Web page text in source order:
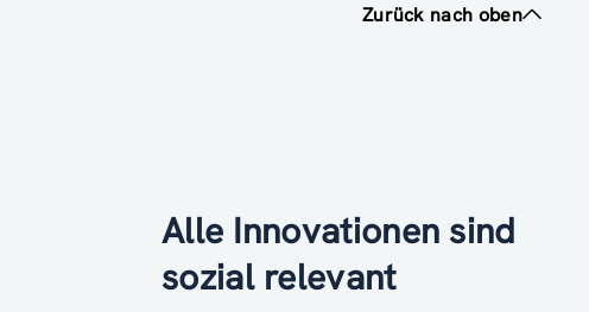
Zurück nach oben
Alle Innovationen sind
sozial relevant